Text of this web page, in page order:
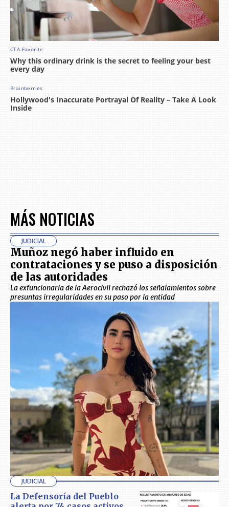
MÁS NOTICIAS
JUDICIAL
Muñoz negó haber influido en
contrataciones y se puso a disposición
de las autoridades
La exfuncionaria de la Aerocivil rechazó los señalamientos sobre
presuntas irregularidades en su paso por la entidad
JUDICIAL
La Defensoría del Pueblo